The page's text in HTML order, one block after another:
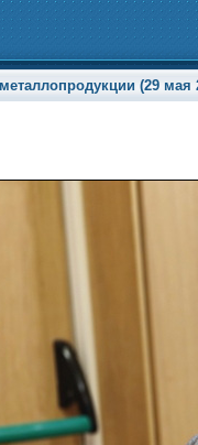
(29 мая